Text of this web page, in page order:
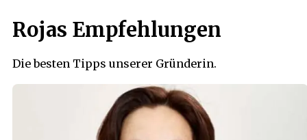
Rojas Empfehlungen
Die besten Tipps unserer Gründerin.